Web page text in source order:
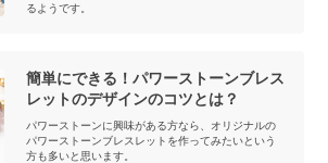
るようです。
簡単にできる！パワーストーンブレス
レットのデザインのコツとは？
パワーストーンに興味がある方なら、オリジナルの
パワーストーンブレスレットを作ってみたいという
方も多いと思います。